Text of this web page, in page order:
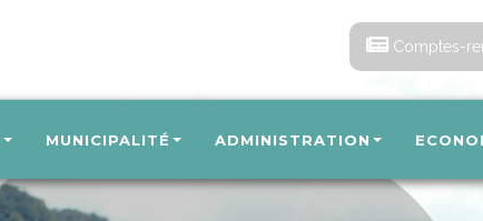
Comptes-
MUNICIPALITÉ ADMINISTRATION